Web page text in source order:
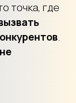
точка, где
.
не